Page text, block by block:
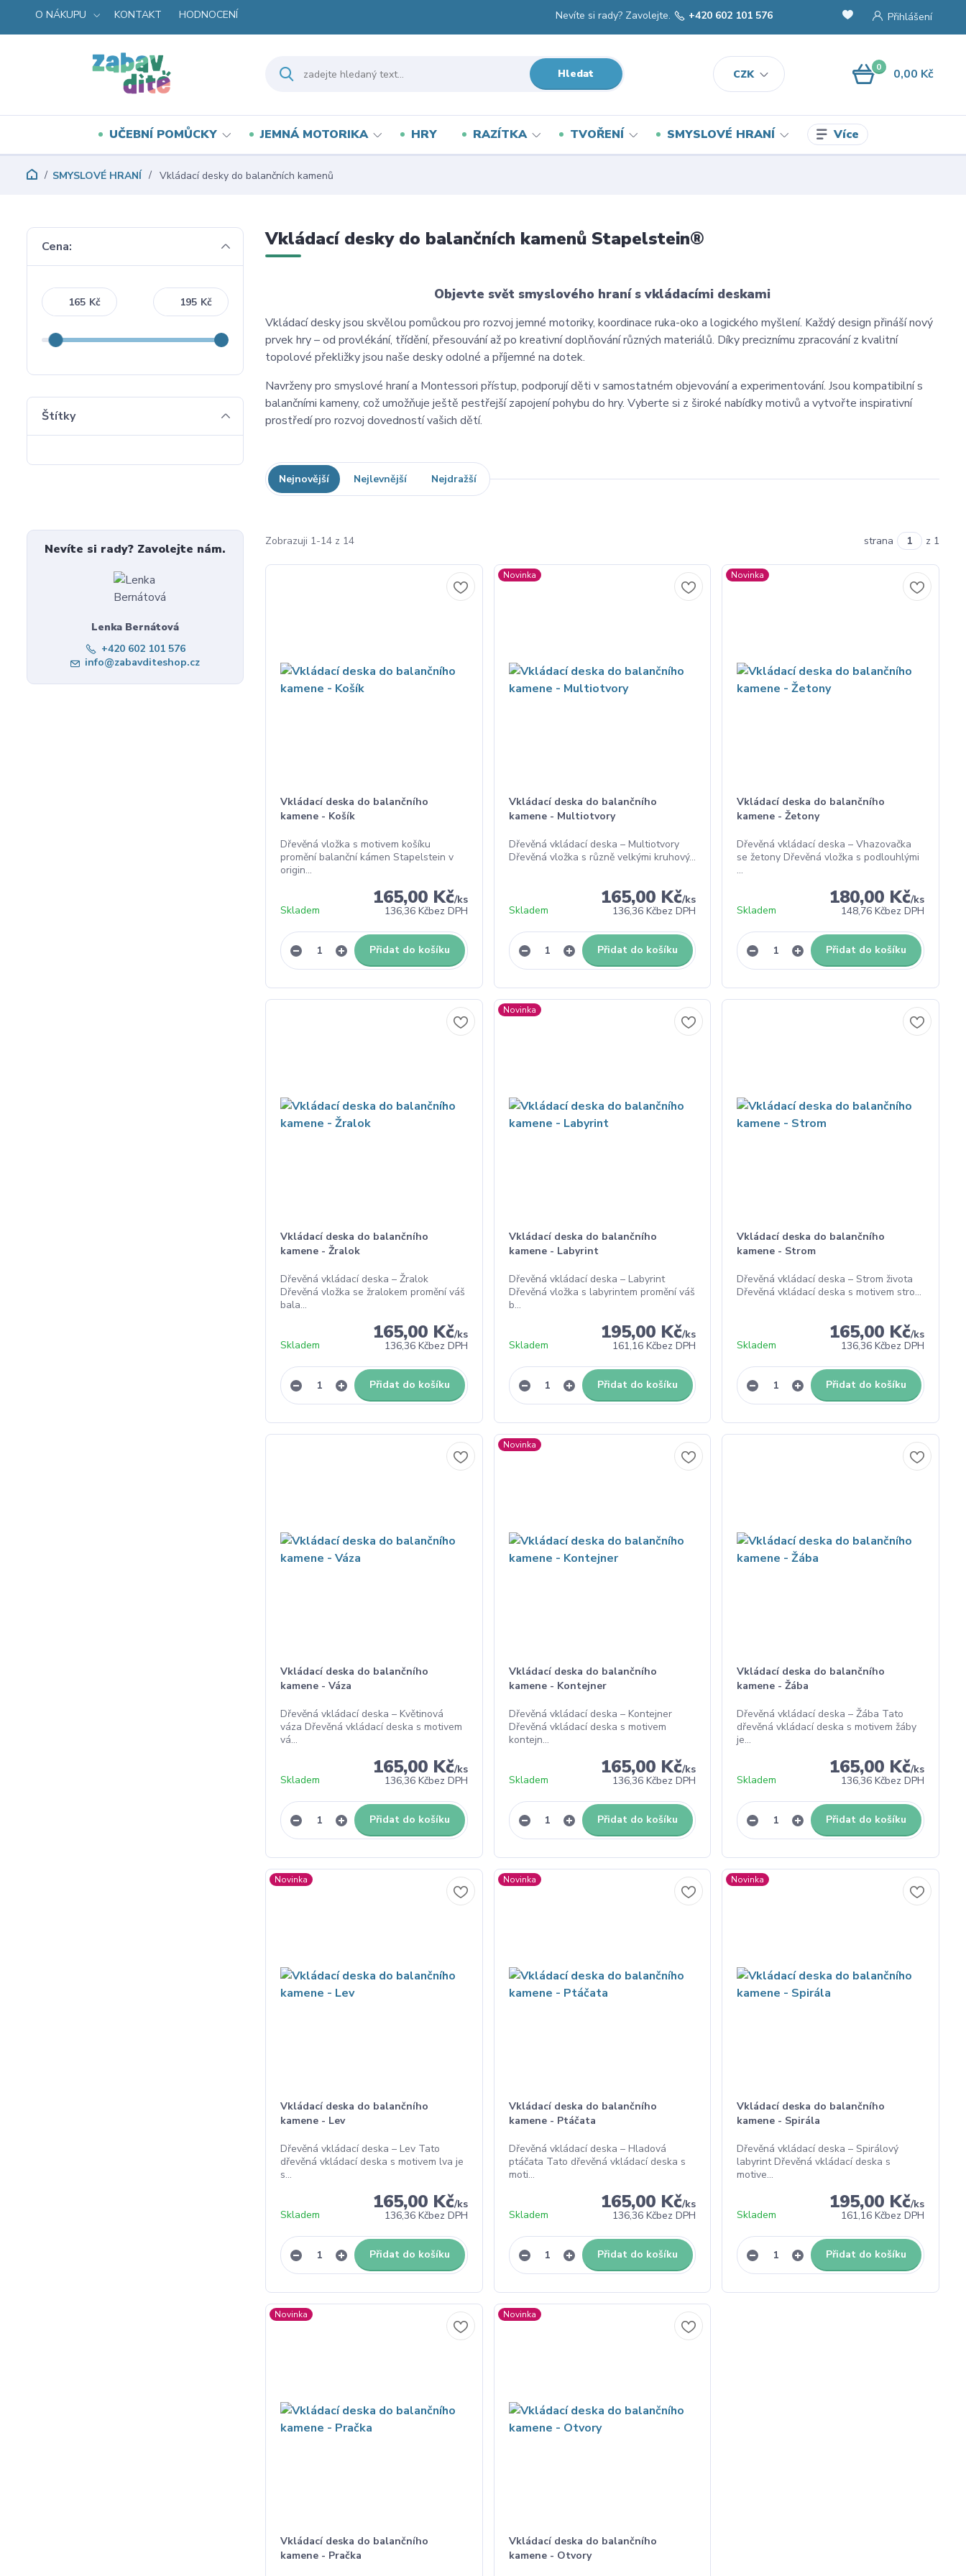
O NÁKUPU KONTAKT HODNOCENÍ
CZK
Přihlášení
Hledat
Nevíte si rady? Zavolejte. +420 602 101 576
0 0,00 Kč
UČEBNÍ POMŮCKY JEMNÁ MOTORIKA HRY RAZÍTKA TVOŘENÍ SMYSLOVÉ HRANÍ Více
SMYSLOVÉ HRANÍ Vkládací desky do balančních kamenů
Vkládací desky do balančních kamenů Stapelstein®
Objevte svět smyslového hraní s vkládacími deskami
Vkládací desky jsou skvělou pomůckou pro rozvoj jemné motoriky, koordinace ruka-oko a logického myšlení. Každý design přináší nový
prvek hry – od provlékání, třídění, přesouvání až po kreativní doplňování různých materiálů. Díky preciznímu zpracování z kvalitní
topolové překližky jsou naše desky odolné a příjemné na dotek.
Navrženy pro smyslové hraní a Montessori přístup, podporují děti v samostatném objevování a experimentování. Jsou kompatibilní s
balančními kameny, což umožňuje ještě pestřejší zapojení pohybu do hry. Vyberte si z široké nabídky motivů a vytvořte inspirativní
prostředí pro rozvoj dovedností vašich dětí.
Nejnovější Nejlevnější Nejdražší
Zobrazuji 1-14 z 14 strana z 1
Vkládací deska do balančního
kamene - Košík
Dřevěná vložka s motivem košíku
promění balanční kámen Stapelstein v
origin...
165,00 Kč/ks
136,36 Kčbez DPH
Skladem
Přidat do košíku
Novinka
Vkládací deska do balančního
kamene - Multiotvory
Dřevěná vkládací deska – Multiotvory
Dřevěná vložka s různě velkými kruhový...
165,00 Kč/ks
136,36 Kčbez DPH
Skladem
Přidat do košíku
Novinka
Vkládací deska do balančního
kamene - Žetony
Dřevěná vkládací deska – Vhazovačka
se žetony Dřevěná vložka s podlouhlými
...
180,00 Kč/ks
148,76 Kčbez DPH
Skladem
Přidat do košíku
Vkládací deska do balančního
kamene - Žralok
Dřevěná vkládací deska – Žralok
Dřevěná vložka se žralokem promění váš
bala...
165,00 Kč/ks
136,36 Kčbez DPH
Skladem
Přidat do košíku
Novinka
Vkládací deska do balančního
kamene - Labyrint
Dřevěná vkládací deska – Labyrint
Dřevěná vložka s labyrintem promění váš
b...
195,00 Kč/ks
161,16 Kčbez DPH
Skladem
Přidat do košíku
Vkládací deska do balančního
kamene - Strom
Dřevěná vkládací deska – Strom života
Dřevěná vkládací deska s motivem stro...
165,00 Kč/ks
136,36 Kčbez DPH
Skladem
Přidat do košíku
Vkládací deska do balančního
kamene - Váza
Dřevěná vkládací deska – Květinová
váza Dřevěná vkládací deska s motivem
vá...
165,00 Kč/ks
136,36 Kčbez DPH
Skladem
Přidat do košíku
Novinka
Vkládací deska do balančního
kamene - Kontejner
Dřevěná vkládací deska – Kontejner
Dřevěná vkládací deska s motivem
kontejn...
165,00 Kč/ks
136,36 Kčbez DPH
Skladem
Přidat do košíku
Vkládací deska do balančního
kamene - Žába
Dřevěná vkládací deska – Žába Tato
dřevěná vkládací deska s motivem žáby
je...
165,00 Kč/ks
136,36 Kčbez DPH
Skladem
Přidat do košíku
Novinka
Vkládací deska do balančního
kamene - Lev
Dřevěná vkládací deska – Lev Tato
dřevěná vkládací deska s motivem lva je
s...
165,00 Kč/ks
136,36 Kčbez DPH
Skladem
Přidat do košíku
Novinka
Vkládací deska do balančního
kamene - Ptáčata
Dřevěná vkládací deska – Hladová
ptáčata Tato dřevěná vkládací deska s
moti...
165,00 Kč/ks
136,36 Kčbez DPH
Skladem
Přidat do košíku
Novinka
Vkládací deska do balančního
kamene - Spirála
Dřevěná vkládací deska – Spirálový
labyrint Dřevěná vkládací deska s
motive...
195,00 Kč/ks
161,16 Kčbez DPH
Skladem
Přidat do košíku
Novinka
Vkládací deska do balančního
kamene - Pračka
Novinka
Vkládací deska do balančního
kamene - Otvory
Cena:
Kč Kč
Štítky
Nevíte si rady? Zavolejte nám.
Lenka Bernátová
+420 602 101 576
info@zabavditeshop.cz